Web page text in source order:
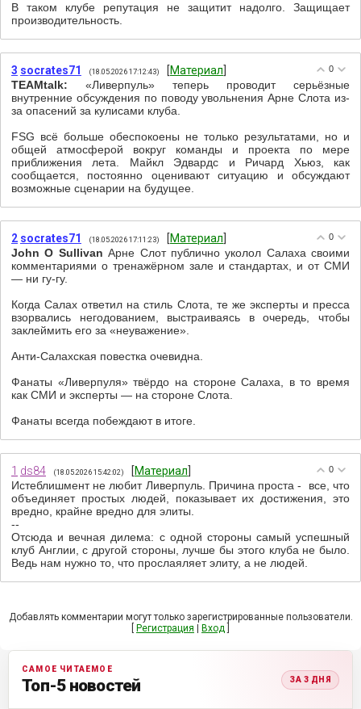
В таком клубе репутация не защитит надолго. Защищает
производительность.
0
3 socrates71 (18.05.2026 17:12:43) [Материал
TEAMtalk: «Ливерпуль» теперь проводит серьёзные
внутренние обсуждения по поводу увольнения Арне Слота из-
за опасений за кулисами клуба.
FSG всё больше обеспокоены не только результатами, но и
общей атмосферой вокруг команды и проекта по мере
приближения лета. Майкл Эдвардс и Ричард Хьюз, как
сообщается, постоянно оценивают ситуацию и обсуждают
возможные сценарии на будущее.
0
2 socrates71 (18.05.2026 17:11:23) [Материал
John O Sullivan Арне Слот публично уколол Салаха своими
комментариями о тренажёрном зале и стандартах, и от СМИ
— ни гу-гу.
Когда Салах ответил на стиль Слота, те же эксперты и пресса
взорвались негодованием, выстраиваясь в очередь, чтобы
заклеймить его за «неуважение».
Анти-Салахская повестка очевидна.
Фанаты «Ливерпуля» твёрдо на стороне Салаха, в то время
как СМИ и эксперты — на стороне Слота.
Фанаты всегда побеждают в итоге.
0
1 ds84 (18.05.2026 15:42:02) [Материал
Истеблишмент не любит Ливерпуль. Причина проста - все, что
объединяет простых людей, показывает их достижения, это
вредно, крайне вредно для элиты.
--
Отсюда и вечная дилема: с одной стороны самый успешный
клуб Англии, с другой стороны, лучше бы этого клуба не было.
Ведь нам нужно то, что прослаяляет элиту, а не людей.
Добавлять комментарии могут только зарегистрированные пользователи.
Регистрация Вход
САМОЕ ЧИТАЕМОЕ
Топ-5 новостей ЗА 3 ДНЯ